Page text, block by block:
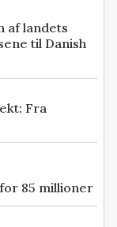
af landets
til Danish
Fra
85 millioner